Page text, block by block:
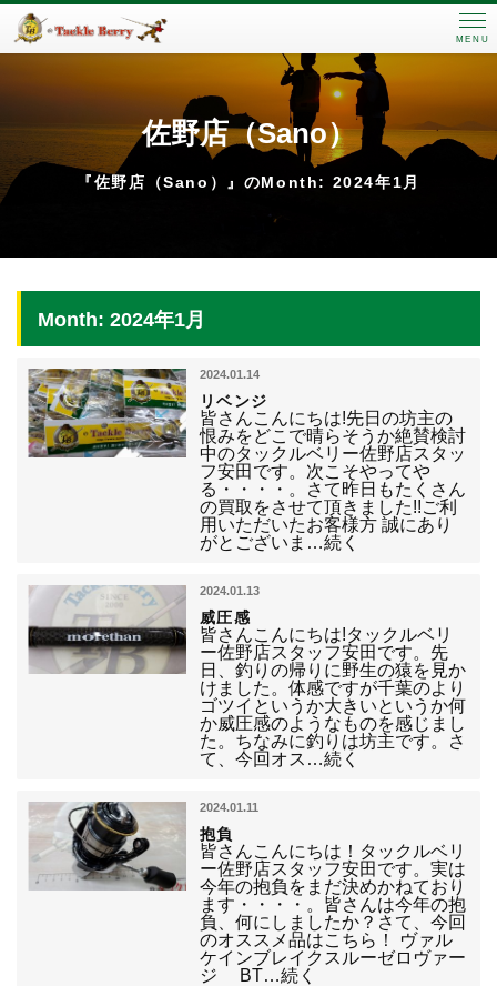
MENU
佐野店（Sano）
『佐野店（Sano）』のMonth: 2024年1月
Month: 2024年1月
2024.01.14
リベンジ
皆さんこんにちは!先日の坊主の
恨みをどこで晴らそうか絶賛検討
中のタックルベリー佐野店スタッ
フ安田です。次こそやってや
る・・・・。さて昨日もたくさん
の買取をさせて頂きました!!ご利
用いただいたお客様方 誠にあり
がとございま…続く
2024.01.13
威圧感
皆さんこんにちは!タックルベリ
ー佐野店スタッフ安田です。先
日、釣りの帰りに野生の猿を見か
けました。体感ですが千葉のより
ゴツイというか大きいというか何
か威圧感のようなものを感じまし
た。ちなみに釣りは坊主です。さ
て、今回オス…続く
2024.01.11
抱負
皆さんこんにちは！タックルベリ
ー佐野店スタッフ安田です。実は
今年の抱負をまだ決めかねており
ます・・・・。皆さんは今年の抱
負、何にしましたか？さて、今回
のオススメ品はこちら！ ヴァル
ケインブレイクスルーゼロヴァー
ジ BT…続く